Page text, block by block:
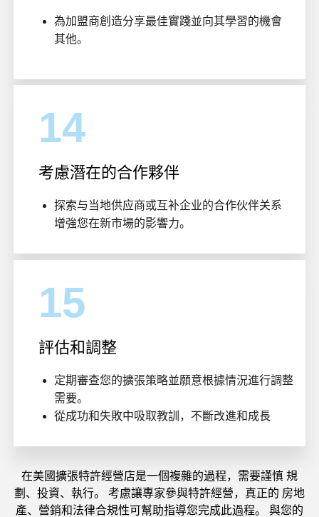
為加盟商創造分享最佳實踐並向其學習的機會
其他。
14
考慮潛在的合作夥伴
探索与当地供应商或互补企业的合作伙伴关系
增強您在新市場的影響力。
15
評估和調整
定期審查您的擴張策略並願意根據情況進行調整
需要。
從成功和失敗中吸取教訓，不斷改進和成長
在美國擴張特許經營店是一個複雜的過程，需要謹慎 規
劃、投資、執行。 考慮讓專家參與特許經營，真正的 房地
產、營銷和法律合規性可幫助指導您完成此過程。 與您的